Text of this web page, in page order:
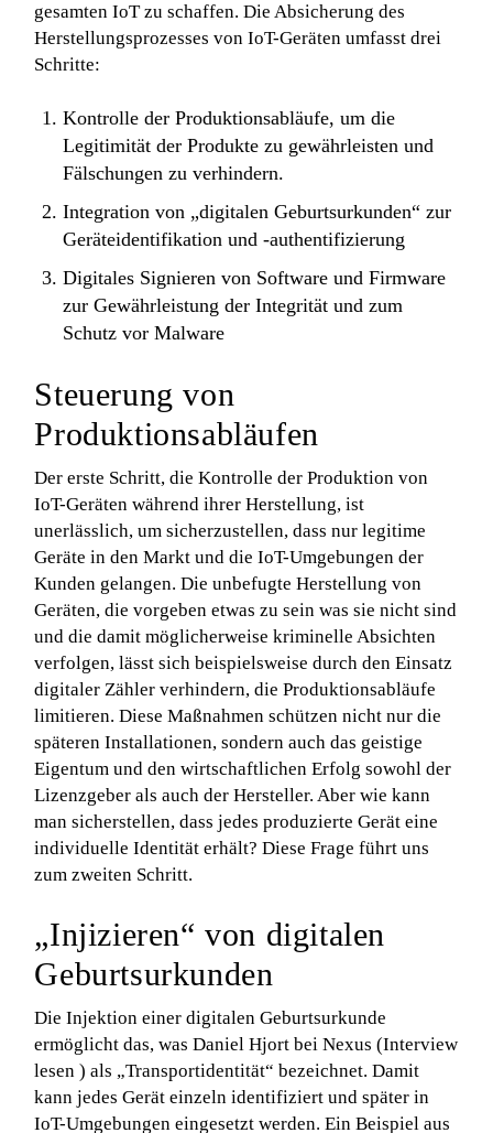
gesamten IoT zu schaffen. Die Absicherung des
Herstellungsprozesses von IoT-Geräten umfasst drei
Schritte:
Kontrolle der Produktionsabläufe, um die
Legitimität der Produkte zu gewährleisten und
Fälschungen zu verhindern.
Integration von „digitalen Geburtsurkunden“ zur
Geräteidentifikation und -authentifizierung
Digitales Signieren von Software und Firmware
zur Gewährleistung der Integrität und zum
Schutz vor Malware
Steuerung von
Produktionsabläufen
Der erste Schritt, die Kontrolle der Produktion von
IoT-Geräten während ihrer Herstellung, ist
unerlässlich, um sicherzustellen, dass nur legitime
Geräte in den Markt und die IoT-Umgebungen der
Kunden gelangen. Die unbefugte Herstellung von
Geräten, die vorgeben etwas zu sein was sie nicht sind
und die damit möglicherweise kriminelle Absichten
verfolgen, lässt sich beispielsweise durch den Einsatz
digitaler Zähler verhindern, die Produktionsabläufe
limitieren. Diese Maßnahmen schützen nicht nur die
späteren Installationen, sondern auch das geistige
Eigentum und den wirtschaftlichen Erfolg sowohl der
Lizenzgeber als auch der Hersteller. Aber wie kann
man sicherstellen, dass jedes produzierte Gerät eine
individuelle Identität erhält? Diese Frage führt uns
zum zweiten Schritt.
„Injizieren“ von digitalen
Geburtsurkunden
Die Injektion einer digitalen Geburtsurkunde
ermöglicht das, was Daniel Hjort bei Nexus (Interview
lesen ) als „Transportidentität“ bezeichnet. Damit
kann jedes Gerät einzeln identifiziert und später in
IoT-Umgebungen eingesetzt werden. Ein Beispiel aus